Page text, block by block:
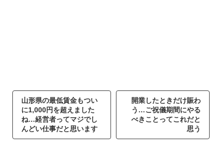
山形県の最低賃金もつい
に1,000円を超えました
ね…経営者ってマジでし
んどい仕事だと思います
開業したときだけ賑わ
う…ご祝儀期間にやる
べきことってこれだと
思う